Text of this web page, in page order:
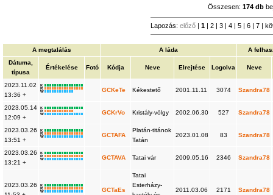
Összesen:174 db
Lapozás:előző |1 | 2 | 3 | 4 | 5 | 6 | 7 |
A megtalálás A láda
A
Dátuma,
típusa
Értékelése Fotó Kódja Neve Elrejtése Logolva Neve
2023.11.02
13:36 +
K
R
W
GCKeTe Kékestető 2001.11.11 3074 Szandra78
2023.05.14
12:09 +
K
R
W
GCKrVo Kristály-völgy 2002.06.30 527 Szandra78
2023.03.26
13:51 +
K
R
W
GCTAFA
Platán-titánok
Tatán
2023.01.08 83 Szandra78
2023.03.26
13:21 +
K
R
W
GCTAVA Tatai vár 2009.05.16 2346 Szandra78
2023.03.26
K
R
W
GCTaEs
Tatai
Esterházy-
2011.03.06 2171 Szandra78